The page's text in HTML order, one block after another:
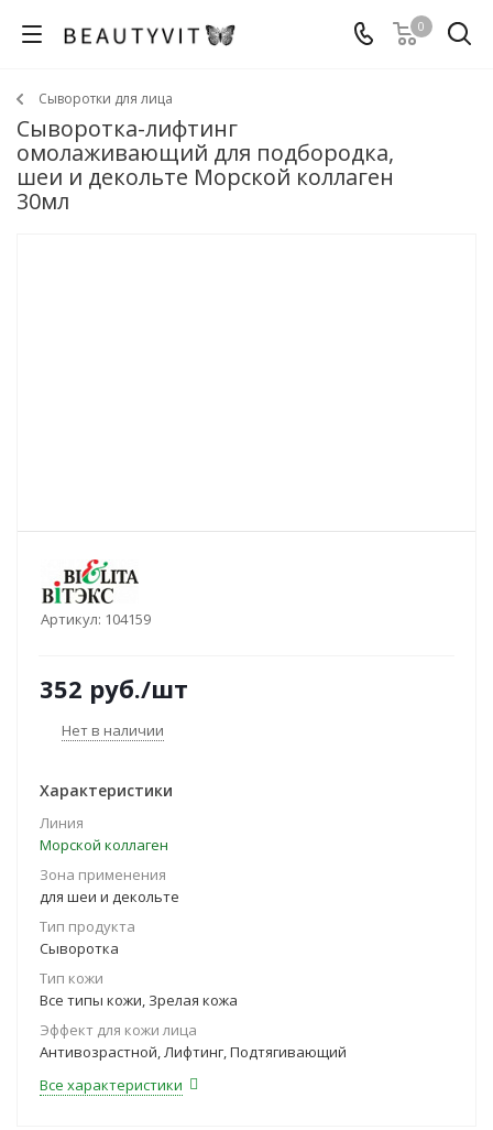
0
Сыворотки для лица
Сыворотка-лифтинг
омолаживающий для подбородка,
шеи и декольте Морской коллаген
30мл
Артикул: 104159
352 руб./шт
Нет в наличии
Характеристики
Линия
Морской коллаген
Зона применения
для шеи и декольте
Тип продукта
Сыворотка
Тип кожи
Все типы кожи, Зрелая кожа
Эффект для кожи лица
Антивозрастной, Лифтинг, Подтягивающий
Все характеристики